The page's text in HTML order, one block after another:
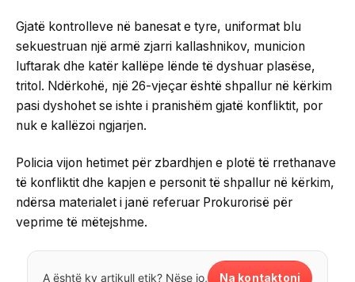
Gjatë kontrolleve në banesat e tyre, uniformat blu
sekuestruan një armë zjarri kallashnikov, municion
luftarak dhe katër kallëpe lënde të dyshuar plasëse,
tritol. Ndërkohë, një 26-vjeçar është shpallur në kërkim
pasi dyshohet se ishte i pranishëm gjatë konfliktit, por
nuk e kallëzoi ngjarjen.
Policia vijon hetimet për zbardhjen e plotë të rrethanave
të konfliktit dhe kapjen e personit të shpallur në kërkim,
ndërsa materialet i janë referuar Prokurorisë për
veprime të mëtejshme.
A është ky artikull etik? Nëse jo, Na kontaktoni